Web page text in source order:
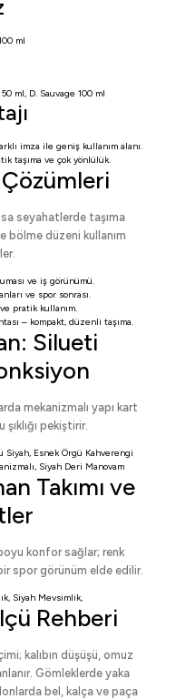
ml
ml, D. Sauvage 100 ml
imza ile geniş kullanım alanı.
taşıma ve çok yönlülük.
Çözümleri
seyahatlerde taşıma
bölme düzeni kullanım
ve iş görünümü.
ve spor sonrası.
pratik kullanım.
– kompakt, düzenli taşıma.
Silueti
mekanizmalı yapı kart
şıklığı pekiştirir.
Siyah, Esnek Örgü Kahverengi
, Siyah Deri Manovam
Takımı ve
konfor sağlar; renk
spor görünüm elde edilir.
, Siyah Mevsimlik,
Rehberi
kalıbın düşüşü, omuz
Gömleklerde yaka
bel, kalça ve paça